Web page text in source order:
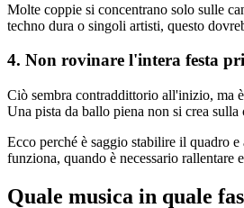
Molte coppie si concentrano solo sulle
techno dura o singoli artisti, questo
4. Non rovinare l'intera festa
Ciò sembra contraddittorio all'inizio, ma
Una pista da ballo piena non si crea sulla
Ecco perché è saggio stabilire il quadro
funziona, quando è necessario rallentare
Quale musica in quale